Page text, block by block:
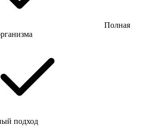
Полная
подход